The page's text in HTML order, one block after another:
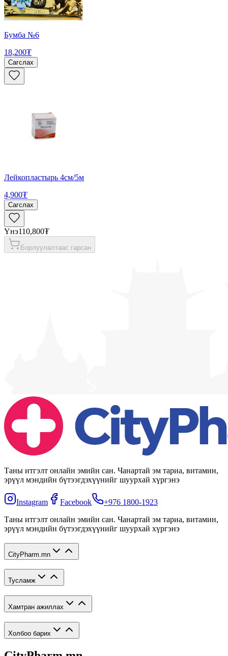
Бумба №6
18,200₮
Сагслах
Лейкопластырь 4см/5м
4,900₮
Сагслах
Үнэ110,800₮
Борлуулалтаас гарсан
Таны итгэлт онлайн эмийн сан. Чанартай эм тариа, витамин,
эрүүл мэндийн бүтээгдэхүүнийг шуурхай хүргэнэ
Instagram Facebook
+976 1800-1923
Таны итгэлт онлайн эмийн сан. Чанартай эм тариа, витамин,
эрүүл мэндийн бүтээгдэхүүнийг шуурхай хүргэнэ
CityPharm.mn
Тусламж
Хамтран ажиллах
Холбоо барих